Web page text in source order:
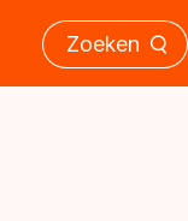
Zoeken